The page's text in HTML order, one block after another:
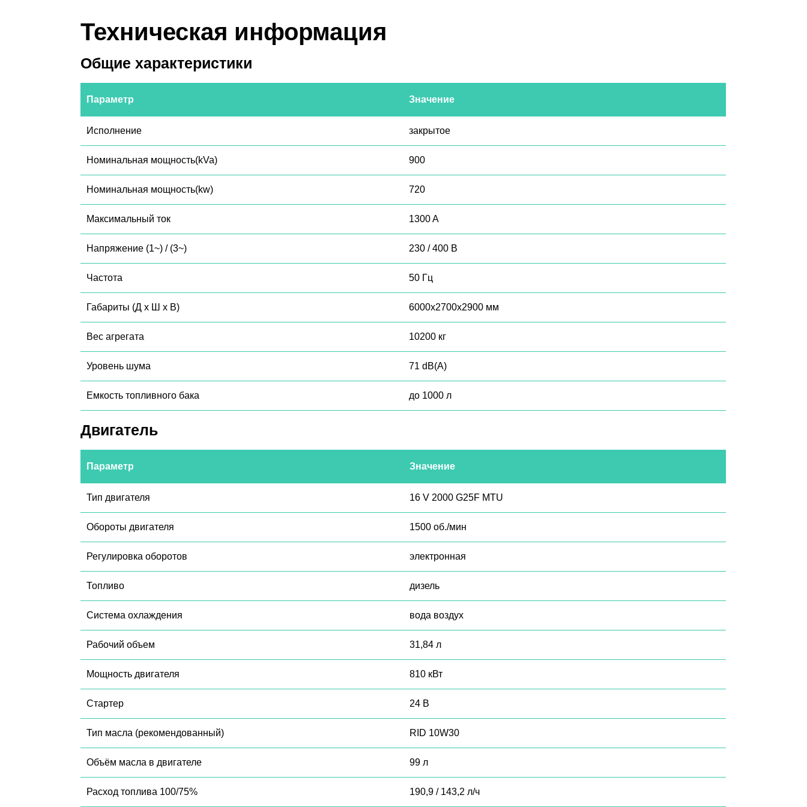
Техническая информация
Общие характеристики
Параметр Значение
Исполнение закрытое
Номинальная мощность(kVa) 900
Номинальная мощность(kw) 720
Максимальный ток 1300 A
Напряжение (1~) / (3~) 230 / 400 В
Частота 50 Гц
Габариты (Д х Ш х В) 6000x2700x2900 мм
Вес агрегата 10200 кг
Уровень шума 71 dB(A)
Емкость топливного бака до 1000 л
Двигатель
Параметр Значение
Тип двигателя 16 V 2000 G25F MTU
Обороты двигателя 1500 об./мин
Регулировка оборотов электронная
Топливо дизель
Система охлаждения вода воздух
Рабочий объем 31,84 л
Мощность двигателя 810 кВт
Стартер 24 В
Тип масла (рекомендованный) RID 10W30
Объём масла в двигателе 99 л
Расход топлива 100/75% 190,9 / 143,2 л/ч